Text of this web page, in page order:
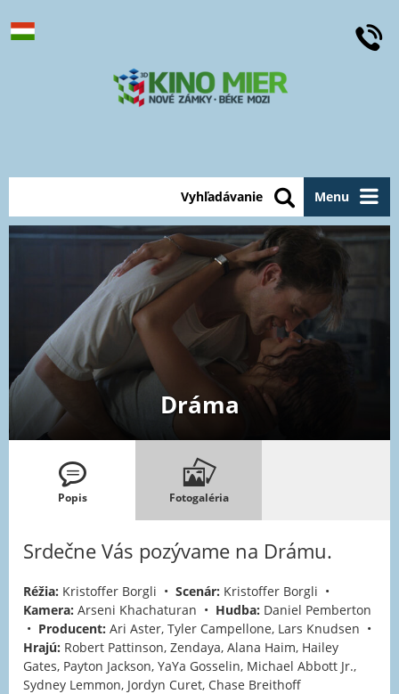
Menu
Vyhľadávanie
Dráma
Popis Fotogaléria
Srdečne Vás pozývame na Drámu.
Réžia: Kristoffer Borgli • Scenár: Kristoffer Borgli •
Kamera: Arseni Khachaturan • Hudba: Daniel Pemberton
• Producent: Ari Aster, Tyler Campellone, Lars Knudsen •
Hrajú: Robert Pattinson, Zendaya, Alana Haim, Hailey
Gates, Payton Jackson, YaYa Gosselin, Michael Abbott Jr.,
Sydney Lemmon, Jordyn Curet, Chase Breithoff